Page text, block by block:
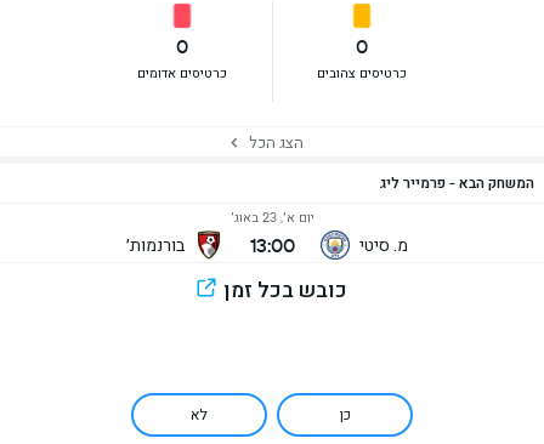
0
כרטיסים צהובים
0
כרטיסים אדומים
הצג הכל
המשחק הבא - פרמייר ליג
מ. סיטי
יום א׳, 23 באוג׳
13:00 בורנמות׳
כובש בכל זמן
כן לא